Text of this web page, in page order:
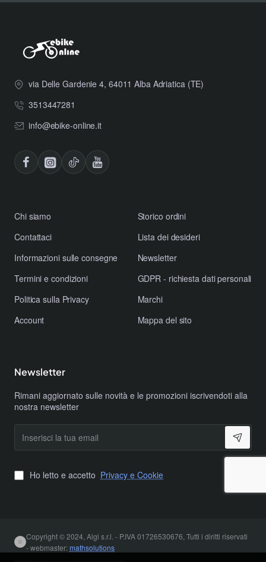
via Delle Gardenie 4, 64011 Alba Adriatica (TE)
3513447281
info@ebike-online.it
Chi siamo
Contattaci
Informazioni sulle consegne
Termini e condizioni
Politica sulla Privacy
Account
Storico ordini
Lista dei desideri
Newsletter
GDPR - richiesta dati personali
Marchi
Mappa del sito
Newsletter
Rimani aggiornato sulle novità e le promozioni iscrivendoti alla
nostra newsletter
tua
Ho letto e accetto Privacy e Cookie
Copyright © 2024, Algi s.r.l. - P.IVA 01726530676, Tutti i diritti riservati
- webmaster:mathsolutions